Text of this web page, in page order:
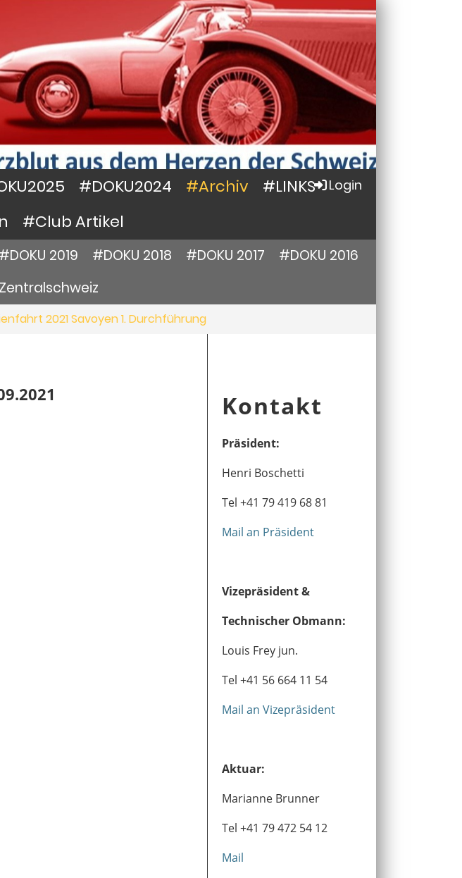
#DOKU2024 #Archiv
#LINKS
#Club Artikel
Login
#DOKU 2019 #DOKU 2018 #DOKU 2017
#DOKU 2016
2021 Savoyen 1. Durchführung
Kontakt
Präsident:
Henri Boschetti
Tel +41 79 419 68 81
Mail an Präsident
Vizepräsident &
Technischer Obmann:
Louis Frey jun.
Tel +41 56 664 11 54
Mail an Vizepräsident
Aktuar:
Marianne Brunner
Tel +41 79 472 54 12
Mail